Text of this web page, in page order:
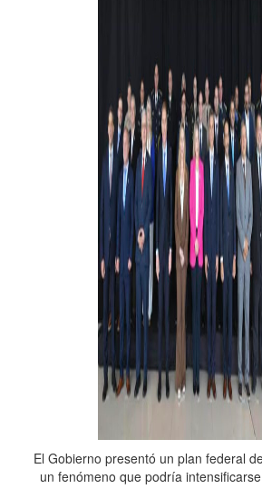
El Gobierno presentó un plan federal
un fenómeno que podría